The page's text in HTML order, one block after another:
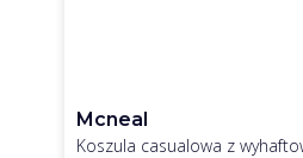
Mcneal
Koszula casualowa z